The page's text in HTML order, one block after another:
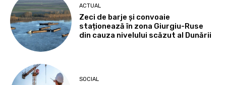
ACTUAL
Zeci de barje și convoaie
staționează în zona Giurgiu-Ruse
din cauza nivelului scăzut al Dunării
SOCIAL